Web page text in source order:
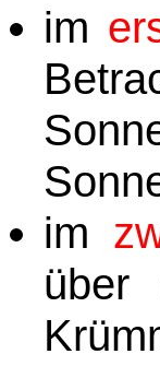
im
im